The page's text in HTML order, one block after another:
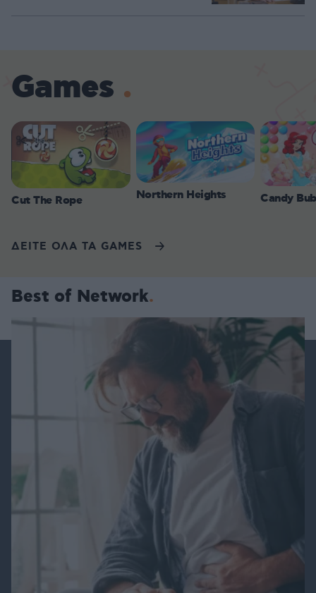
Games
Cut The Rope Northern Heights Candy
ΔΕΙΤΕ ΟΛΑ ΤΑ GAMES
Best of Network